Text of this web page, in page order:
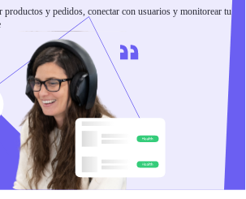
productos y pedidos, conectar con usuarios y monitorear tu